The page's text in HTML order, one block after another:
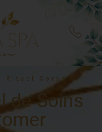
Rituel Corps
de Soins